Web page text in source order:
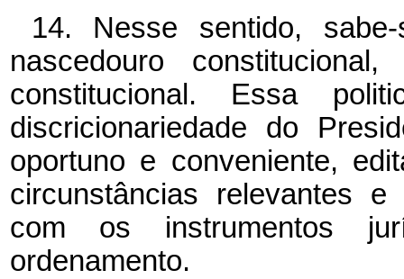
14. Nesse sentido,
nascedouro
constitucional. Essa
discricionariedade do
oportuno e conveniente,
circunstâncias relevantes
com os instrumentos
ordenamento.